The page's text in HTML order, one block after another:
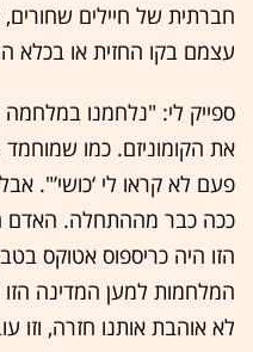
חברתית של חיילים
עצמם בקו החזית או בכלא
ספייק לי: "נלחמנו במלחמה
את הקומוניזם. כמו
פעם לא קראו לי ‘כושי’".
ככה כבר מההתחלה. האדם
הזו היה כריספוס אטוקס
המלחמות למען המדינה הזו
לא אוהבת אותנו חזרה, וזו